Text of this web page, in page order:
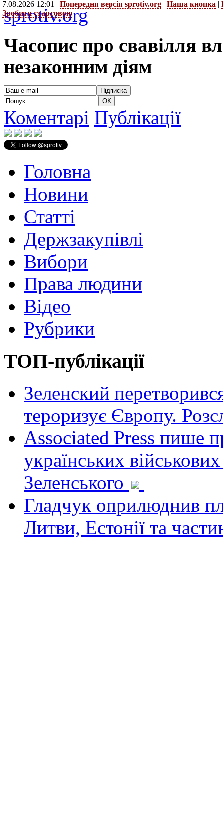
7.08.2026 12:01 | Попередня версія sprotiv.org | Наша кнопка |
Зробити стартовою
sprotiv.org
Часопис про свавілля
незаконним діям
Коментарі Публікації
Головна
Новини
Статті
Держзакупівлі
Вибори
Права людини
Відео
Рубрики
ТОП-публікації
Зеленский
тероризує Європу.
Associated Press пише
українських
Зеленського
Гладчук оприлюднив
Литви, Естонії та